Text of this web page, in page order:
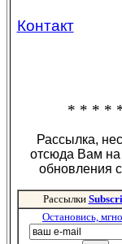
Контакт
* * * *
Рассылка,
отсюда Вам на
обновления
Рассылки
Остановись,